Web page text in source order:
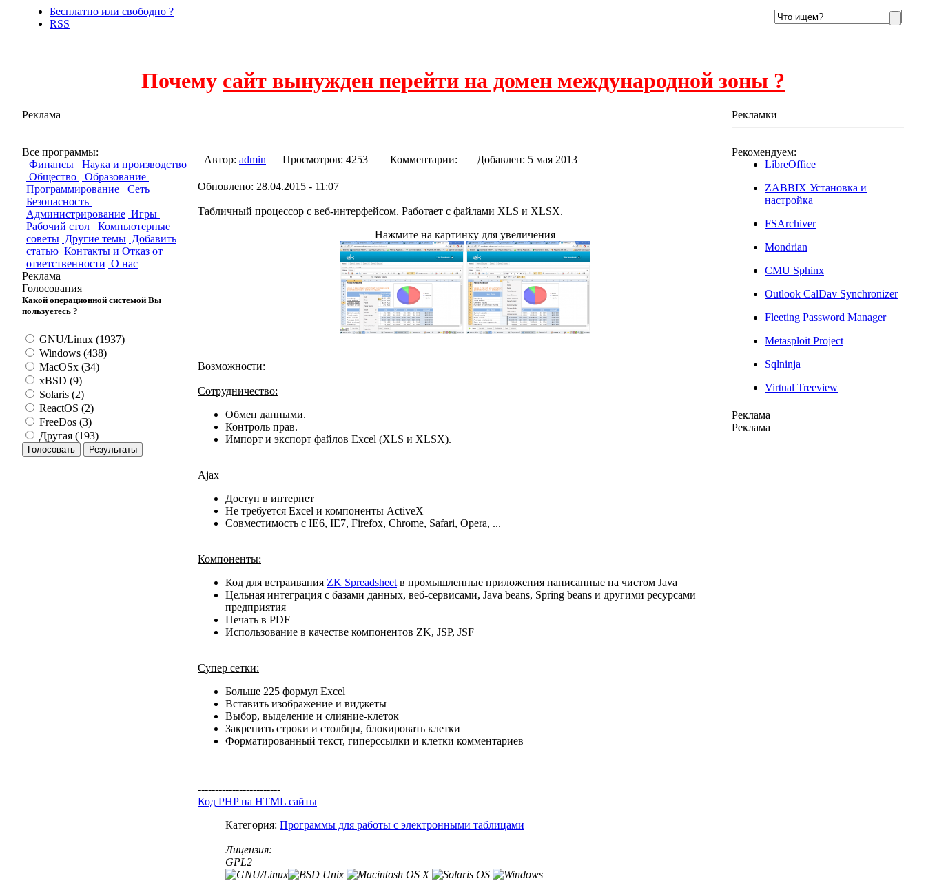
Бесплатно или свободно ?
RSS
Почему сайт вынужден перейти на домен международной зоны ?
Реклама
Все программы:
Финансы
Наука и производство
Общество
Образование
Программирование
Сеть
Безопасность
Администрирование Игры
Рабочий стол
Компьютерные
советы Другие темы Добавить
статью Контакты и Отказ от
ответственности О нас
Реклама
Голосования
Какой операционной системой Вы
пользуетесь ?
GNU/Linux (1937)
Windows (438)
MacOSx (34)
xBSD (9)
Solaris (2)
ReactOS (2)
FreeDos (3)
Другая (193)
Автор: admin Просмотров: 4253 Комментарии: Добавлен: 5 мая 2013
Обновлено: 28.04.2015 - 11:07
Табличный процессор с веб-интерфейсом. Работает с файлами XLS и XLSX.
Нажмите на картинку для увеличения
Возможности:
Сотрудничество:
Обмен данными.
Контроль прав.
Импорт и экспорт файлов Excel (XLS и XLSX).
Ajax
Доступ в интернет
Не требуется Excel и компоненты ActiveX
Совместимость с IE6, IE7, Firefox, Chrome, Safari, Opera, ...
Компоненты:
Код для встраивания ZK Spreadsheet в промышленные приложения написанные на чистом Java
Цельная интеграция с базами данных, веб-сервисами, Java beans, Spring beans и другими ресурсами
предприятия
Печать в PDF
Использование в качестве компонентов ZK, JSP, JSF
Супер сетки:
Больше 225 формул Excel
Вставить изображение и виджеты
Выбор, выделение и слияние-клеток
Закрепить строки и столбцы, блокировать клетки
Форматированный текст, гиперссылки и клетки комментариев
------------------------
Код PHP на HTML сайты
Категория: Программы для работы с электронными таблицами
Лицензия:
GPL2
Рекламки
Рекомендуем:
LibreOffice
ZABBIX Установка и
настройка
FSArchiver
Mondrian
CMU Sphinx
Outlook CalDav Synchronizer
Fleeting Password Manager
Metasploit Project
Sqlninja
Virtual Treeview
Реклама
Реклама